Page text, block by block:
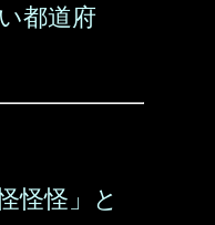
都道府
怪怪」と